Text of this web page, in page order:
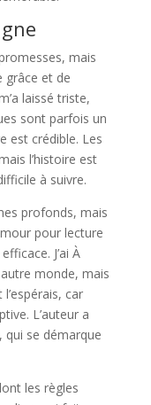
mais
grâce et de
laissé triste,
sont parfois un
est crédible. Les
l’histoire est
à suivre.
profonds, mais
pour lecture
J’ai À
monde, mais
car
L’auteur a
qui se démarque
les règles